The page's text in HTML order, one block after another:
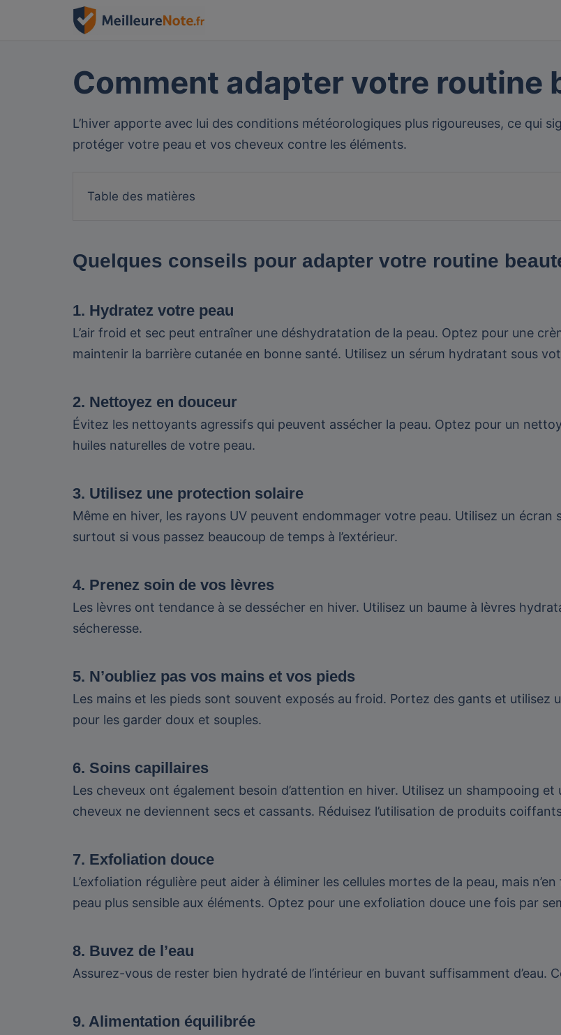
Comment adapter votre routine
L’hiver apporte avec lui des conditions météorologiques plus rigoureuses, ce qui
protéger votre peau et vos cheveux contre les éléments.
Table des matières
Quelques conseils pour adapter votre routine
1. Hydratez votre peau
L’air froid et sec peut entraîner une déshydratation de la peau. Optez pour une
maintenir la barrière cutanée en bonne santé. Utilisez un sérum hydratant sous
2. Nettoyez en douceur
Évitez les nettoyants agressifs qui peuvent assécher la peau. Optez pour un
huiles naturelles de votre peau.
3. Utilisez une protection solaire
Même en hiver, les rayons UV peuvent endommager votre peau. Utilisez un écran
surtout si vous passez beaucoup de temps à l’extérieur.
4. Prenez soin de vos lèvres
Les lèvres ont tendance à se dessécher en hiver. Utilisez un baume à lèvres
sécheresse.
5. N’oubliez pas vos mains et vos pieds
Les mains et les pieds sont souvent exposés au froid. Portez des gants et utilisez
pour les garder doux et souples.
6. Soins capillaires
Les cheveux ont également besoin d’attention en hiver. Utilisez un shampooing
cheveux ne deviennent secs et cassants. Réduisez l’utilisation de produits
7. Exfoliation douce
L’exfoliation régulière peut aider à éliminer les cellules mortes de la peau, mais
peau plus sensible aux éléments. Optez pour une exfoliation douce une fois par
8. Buvez de l’eau
Assurez-vous de rester bien hydraté de l’intérieur en buvant suffisamment d’eau.
9. Alimentation équilibrée